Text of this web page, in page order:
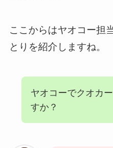
ここからはヤオコー担
とりを紹介しますね。
ヤオコーでクオカ
すか？